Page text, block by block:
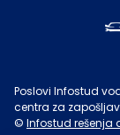
Poslovi Infostud
centra za
© Infostud rešenja